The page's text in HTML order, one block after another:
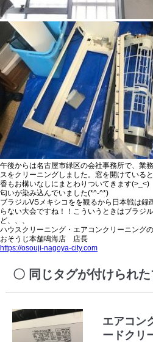
午後からは名古屋市緑区の会社事務所で、業
スをクリーニングしました。窓を開けている
香もお構いなしにまとわりついてきます
匂いが染み込んでいました(*^-^*)
ブラジルVSメキシコをを観るから日本戦は
らない大会ですね！！こういうときはブラジ
ど、、、
ハウスクリーニング・エアコンクリーニング
おそうじ本舗鳴海店 店長
https://osouji-nagoya-city.com
同じタグが付けられ
エアコン
ードクリ